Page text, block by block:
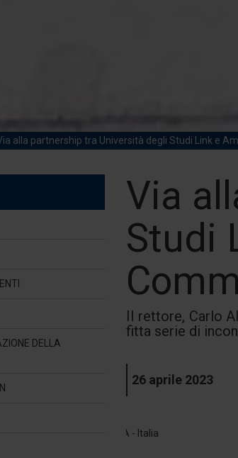
alla partnership tra Università degli Studi Link e
DELLA
Via
Studi
Il rettore, Carlo
fitta serie di
26 aprile 2023